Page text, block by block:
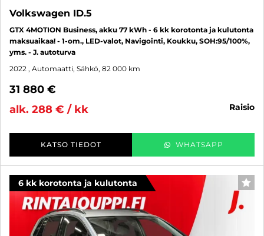
Volkswagen ID.5
GTX 4MOTION Business, akku 77 kWh - 6 kk korotonta ja kulutonta
maksuaikaa! - 1-om., LED-valot, Navigointi, Koukku, SOH:95/100%,
yms. - J. autoturva
2022 , Automaatti, Sähkö, 82 000 km
31 880 €
alk. 288 € / kk
raisio
KATSO TIEDOT WHATSAPP
6 kk korotonta ja kulutonta